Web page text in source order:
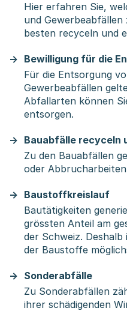
Hier erfahren Sie,
und Gewerbeabfällen
besten recyceln und
Bewilligung für die
Für die Entsorgung
Gewerbeabfällen
Abfallarten können
entsorgen.
Bauabfälle recyceln
Zu den Bauabfällen
oder
Baustoffkreislauf
Bautätigkeiten
grössten Anteil am
der Schweiz.
der Baustoffe
Sonderabfälle
Zu Sonderabfällen
ihrer schädigenden